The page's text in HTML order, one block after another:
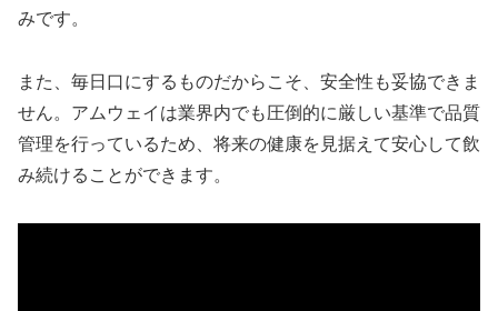
みです。
また、毎日口にするものだからこそ、安全性も妥協できま
せん。アムウェイは業界内でも圧倒的に厳しい基準で品質
管理を行っているため、将来の健康を見据えて安心して飲
み続けることができます。